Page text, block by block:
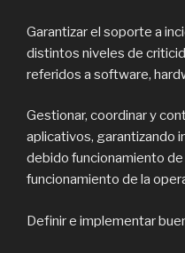
Garantizar el soporte a
distintos niveles de
referidos a software,
Gestionar, coordinar y
aplicativos, garantizando
debido funcionamiento
funcionamiento de la
Definir e implementar